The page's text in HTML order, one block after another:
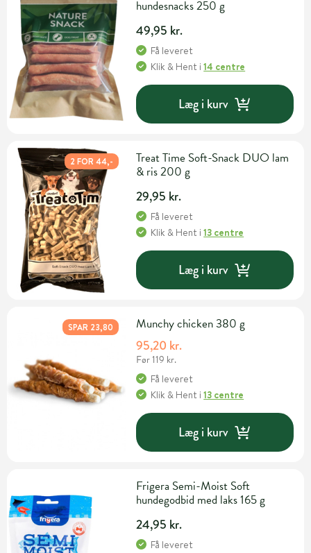
hundesnacks 250 g
49,95 kr.
Få leveret
Klik & Hent i14 centre
Læg i kurv
2 FOR 44,-
Treat Time Soft-Snack DUO lam
& ris 200 g
29,95 kr.
Få leveret
Klik & Hent i13 centre
Læg i kurv
SPAR 23,80 Munchy chicken 380 g
95,20 kr.
Før 119 kr.
Få leveret
Klik & Hent i13 centre
Læg i kurv
Frigera Semi-Moist Soft
hundegodbid med laks 165 g
24,95 kr.
Få leveret